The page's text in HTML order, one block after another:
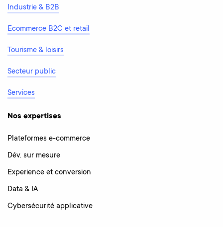
Industrie & B2B
Ecommerce B2C et retail
Tourisme & loisirs
Secteur public
Services
Nos expertises
Plateformes e-commerce
Dév. sur mesure
Experience et conversion
Data & IA
Cybersécurité applicative